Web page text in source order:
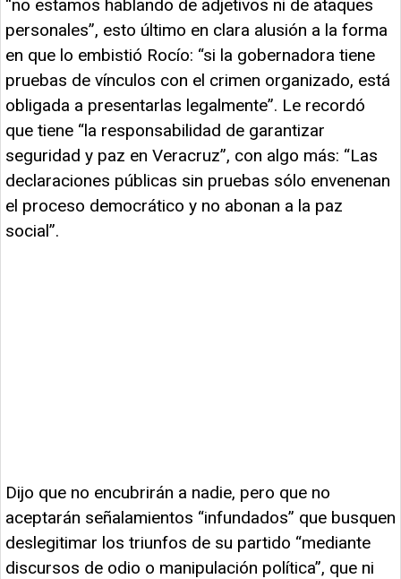
“no estamos hablando de adjetivos ni de ataques
personales”, esto último en clara alusión a la forma
en que lo embistió Rocío: “si la gobernadora tiene
pruebas de vínculos con el crimen organizado, está
obligada a presentarlas legalmente”. Le recordó
que tiene “la responsabilidad de garantizar
seguridad y paz en Veracruz”, con algo más: “Las
declaraciones públicas sin pruebas sólo envenenan
el proceso democrático y no abonan a la paz
social”.
Dijo que no encubrirán a nadie, pero que no
aceptarán señalamientos “infundados” que busquen
deslegitimar los triunfos de su partido “mediante
discursos de odio o manipulación política”, que ni